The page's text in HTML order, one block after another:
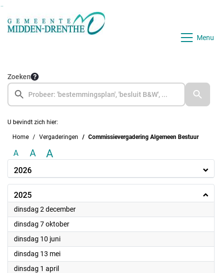
Ga naar de inhoud van deze pagina
Menu
Zoeken
U bevindt zich hier:
Home Vergaderingen Commissievergadering Algemeen Bestuur
A A A
2026
2025
dinsdag 2 december2025
dinsdag 7 oktober2025
dinsdag 10 juni2025
dinsdag 13 mei2025
dinsdag 1 april2025